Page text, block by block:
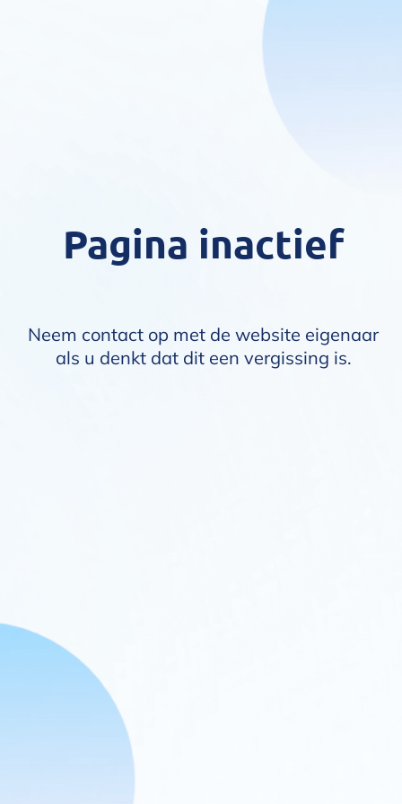
Pagina inactief
Neem contact op met de website eigenaar
als u denkt dat dit een vergissing is.